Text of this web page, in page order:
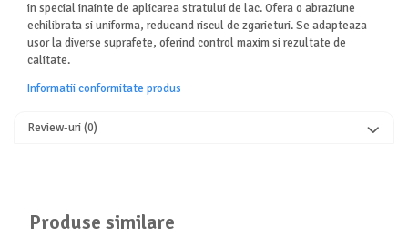
in special inainte de aplicarea stratului de lac. Ofera o abraziune
echilibrata si uniforma, reducand riscul de zgarieturi. Se adapteaza
usor la diverse suprafete, oferind control maxim si rezultate de
calitate.
Informatii conformitate produs
Review-uri(0)
Produse similare